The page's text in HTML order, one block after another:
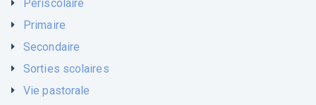
Périscolaire
Primaire
Secondaire
Sorties scolaires
Vie pastorale